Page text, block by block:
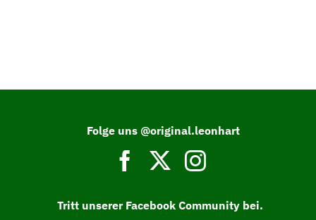
Folge uns @original.leonhart
Tritt unserer Facebook Community bei.